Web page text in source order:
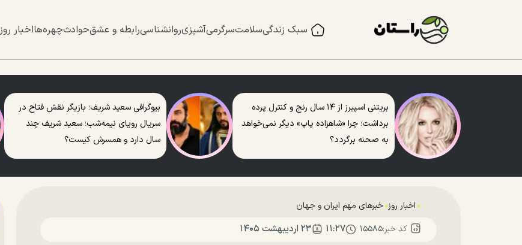
سبک زندگیسلامتسرگرمیآشپزیروانشناسیرابطه و عشقحوادثچهره‌هااخبار روز
بریتنی اسپیرز از ۱۴ سال رنج و کنترل پرده
برداشت؛ چرا «شاهزاده پاپ» دیگر نمی‌خواهد
به صحنه برگردد؟
بیوگرافی سعید شریف؛ بازیگر نقش فتاح در
سریال رویای نیمه‌شب؛ سعید شریف چند
سال دارد و همسرش کیست؟
اخبار روز خبرهای مهم ایران و جهان
کد خبر:۱۵۵۸۵ ۱۱:۲۷ ۲۳ ارديبهشت ۱۴۰۵